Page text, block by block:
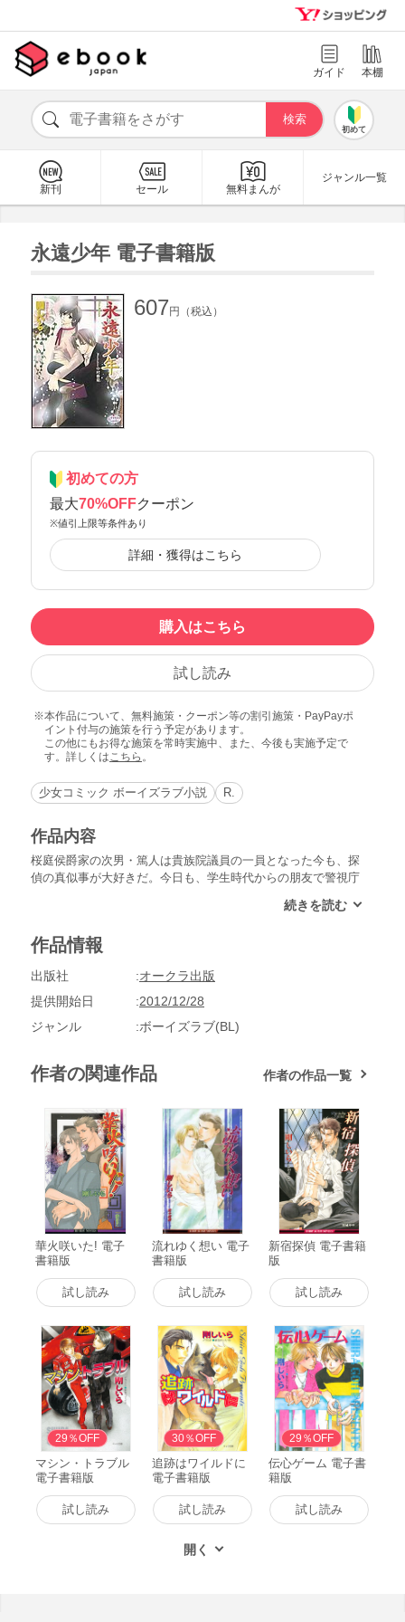
ガイド 本棚
初めて
新刊 セール 無料まんが
ジャンル一覧
永遠少年 電子書籍版
607円（税込）
初めての方
最大70%OFFクーポン
※値引上限等条件あり
詳細・獲得はこちら
購入はこちら
試し読み
本作品について、無料施策・クーポン等の割引施策・PayPayポ
イント付与の施策を行う予定があります。
この他にもお得な施策を常時実施中、また、今後も実施予定で
す。詳しくはこちら 。
少女コミック ボーイズラブ小説 R.
作品内容
桜庭侯爵家の次男・篤人は貴族院議員の一員となった今も、探
偵の真似事が大好きだ。今日も、学生時代からの朋友で警視庁
に頼まれ、子爵邸を訪れていた。そこで篤人は、庶民出の可愛
年らしい様子に、篤人は瞬く間に心を奪われてしまう。なんと
――！？
作品情報
出版社
オークラ出版
提供開始日
2012/12/28
ジャンル
ボーイズラブ(BL)
作者の関連作品 作者の作品一覧
華火咲いた! 電子
書籍版
試し読み
流れゆく想い 電子
書籍版
試し読み
新宿探偵 電子書籍
版
試し読み
29％OFF
マシン・トラブル
電子書籍版
試し読み
30％OFF
追跡はワイルドに
電子書籍版
試し読み
29％OFF
伝心ゲーム 電子書
籍版
試し読み